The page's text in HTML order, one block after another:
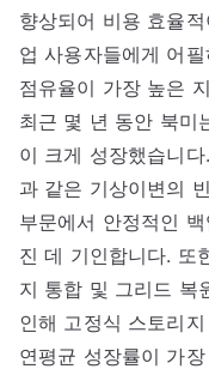
향상되어 비용 효율
업 사용자들에게 어
점유율이 가장 높은
최근 몇 년 동안 북미
이 크게 성장했습니
과 같은 기상이변의
부문에서 안정적인
진 데 기인합니다. 또
지 통합 및 그리드 복
인해 고정식 스토리
연평균 성장률이 가